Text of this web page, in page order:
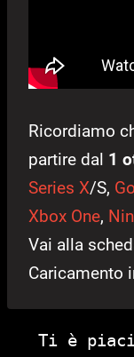
Ricordiamo
partire dal 1
Series X/S,
Xbox One,
Vai alla
Caricamento
Ti è